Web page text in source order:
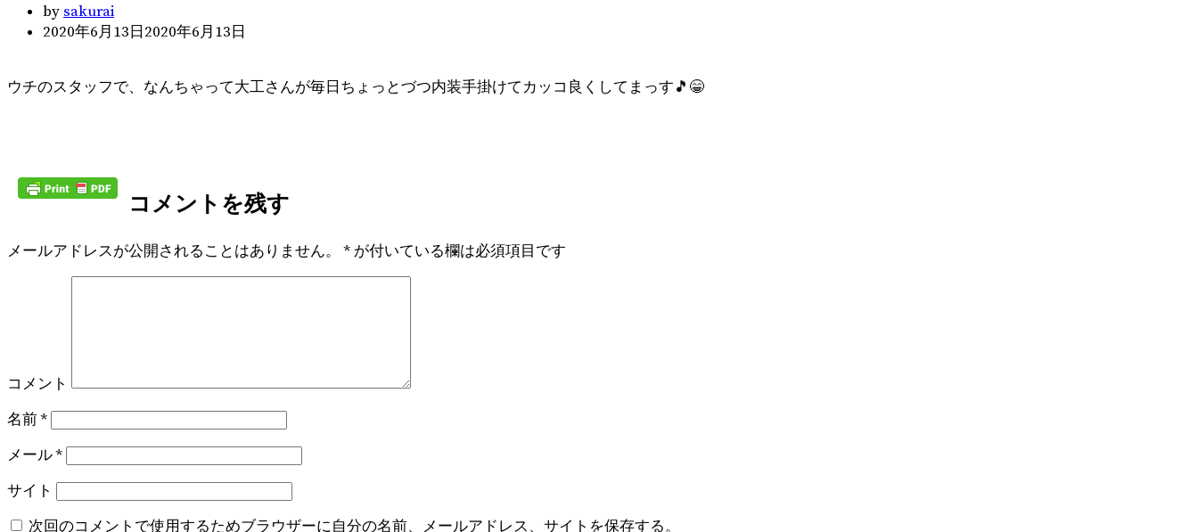
by sakurai
2020年6月13日 2020年6月13日
ウチのスタッフで、なんちゃって大工さんが毎日ちょっとづつ内装手掛けてカッコ良くしてまっす🎵😁
コメントを残す
メールアドレスが公開されることはありません。 *が付いている欄は必須項目です
コメント
名前*
メール*
サイト
次回のコメントで使用するためブラウザーに自分の名前、メールアドレス、サイトを保存する。